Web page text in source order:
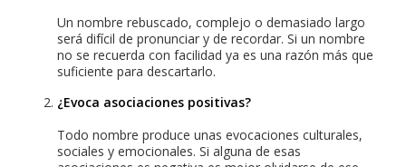
Un nombre rebuscado, complejo o demasiado largo
será difícil de pronunciar y de recordar. Si un nombre
no se recuerda con facilidad ya es una razón más que
suficiente para descartarlo.
¿Evoca asociaciones positivas?
Todo nombre produce unas evocaciones culturales,
sociales y emocionales. Si alguna de esas